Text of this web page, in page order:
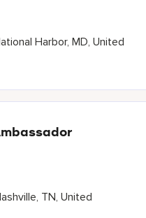
Harbor, MD, United
TN, United